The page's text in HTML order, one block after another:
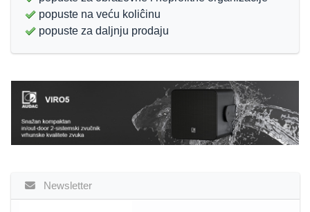
popuste na veću koliĉinu
popuste za daljnju prodaju
Newsletter